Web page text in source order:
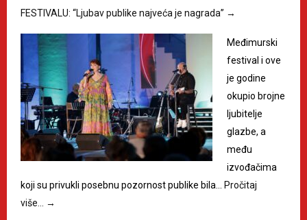
FESTIVALU: “Ljubav publike najveća je nagrada” →
Međimurski
festival i ove
je godine
okupio brojne
ljubitelje
glazbe, a
među
izvođačima
koji su privukli posebnu pozornost publike bila…
Pročitaj
više…
→